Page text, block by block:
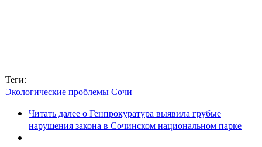
Теги:
Экологические проблемы Сочи
Читать далеео Генпрокуратура выявила грубые
нарушения закона в Сочинском национальном парке